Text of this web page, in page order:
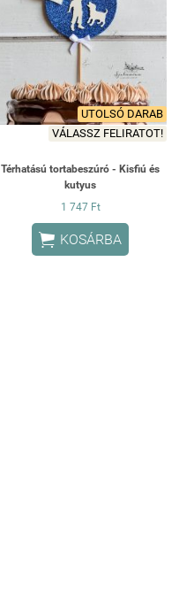
UTOLSÓ DARAB
VÁLASSZ FELIRATOT!
Térhatású tortabeszúró - Kisfiú és
kutyus
1 747 Ft
 KOSÁRBA